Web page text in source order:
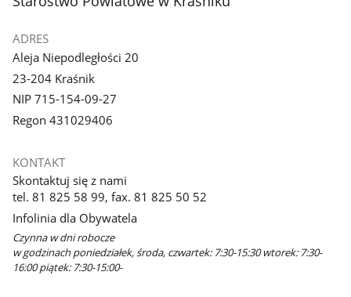
ADRES
Aleja Niepodległości 20
23-204 Kraśnik
NIP 715-154-09-27
Regon 431029406
KONTAKT
Skontaktuj się z nami
tel. 81 825 58 99, fax. 81 825 50 52
Infolinia dla Obywatela
Czynna w dni robocze
w godzinach poniedziałek, środa, czwartek: 7:30-15:30 wtorek: 7:30-
16:00 piątek: 7:30-15:00-